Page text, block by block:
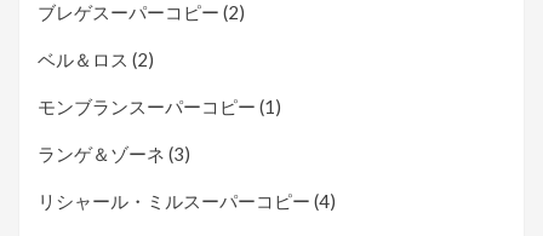
ブレゲスーパーコピー (2)
ベル＆ロス (2)
モンブランスーパーコピー (1)
ランゲ＆ゾーネ (3)
リシャール・ミルスーパーコピー (4)